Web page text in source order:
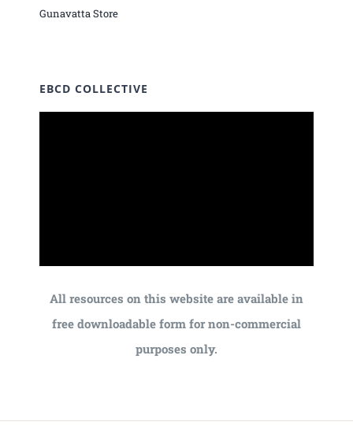
Gunavatta Store
EBCD COLLECTIVE
All resources on this website are available in
free downloadable form for non-commercial
purposes only.